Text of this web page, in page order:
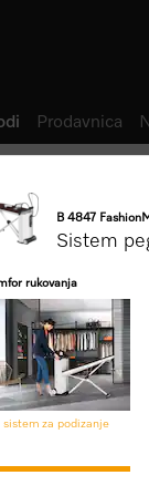
Prodavnica
B 4847
Sistem
rukovanja
sistem za podizanje